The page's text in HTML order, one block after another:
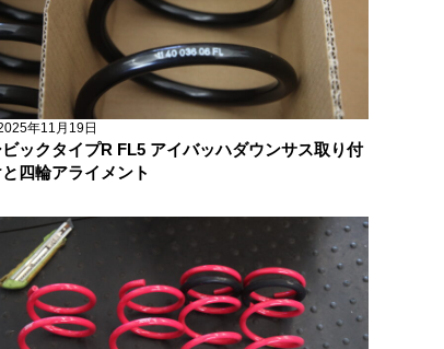
年11月19日
ビックタイプR FL5 アイバッハダウンサス取り付
四輪アライメント